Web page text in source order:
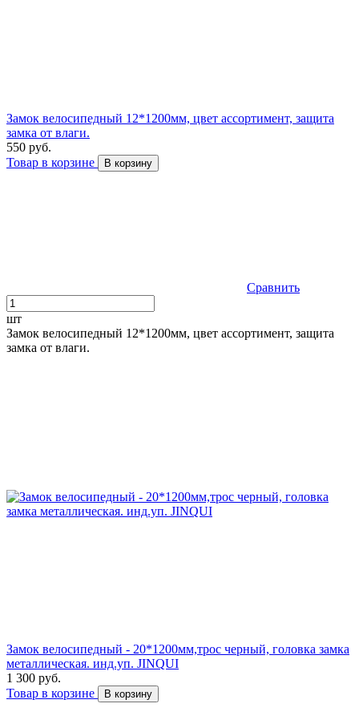
Замок велосипедный 12*1200мм, цвет ассортимент, защита
замка от влаги.
550 руб.
Товар в корзине
В корзину
Сравнить
шт
Замок велосипедный 12*1200мм, цвет ассортимент, защита
замка от влаги.
Замок велосипедный - 20*1200мм,трос черный, головка замка
металлическая. инд.уп. JINQUI
1 300 руб.
Товар в корзине
В корзину